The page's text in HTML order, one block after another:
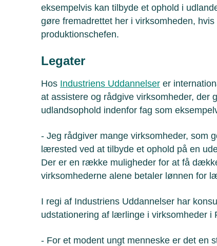
eksempelvis kan tilbyde et ophold i
gøre fremadrettet her i virksomheden,
produktionschefen.
Legater
Hos Industriens Uddannelser er
at assistere og rådgive virksomheder, der
udlandsophold indenfor fag som
- Jeg rådgiver mange virksomheder, som
lærested ved at tilbyde et ophold på en
Der er en række muligheder for at få
virksomhederne alene betaler lønnen for
I regi af Industriens Uddannelser har
udstationering af lærlinge i virksomheder i
- For et modent ungt menneske er det en